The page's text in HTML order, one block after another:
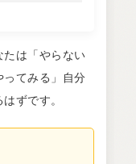
たは「やらない
ってみる」自分
ずです。